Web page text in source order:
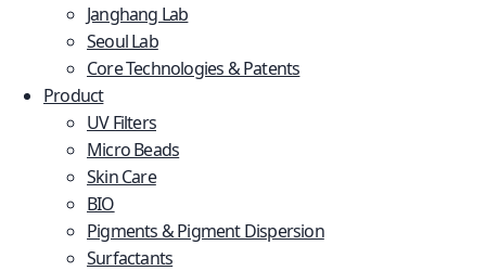
Janghang Lab
Seoul Lab
Core Technologies & Patents
Product
UV Filters
Micro Beads
Skin Care
BIO
Pigments & Pigment Dispersion
Surfactants